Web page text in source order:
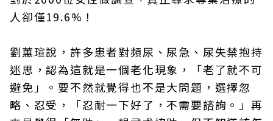
人卻僅19.6%！
劉蕙瑄說，許多患者對頻尿、尿急、尿失禁抱持
迷思，認為這就是一個老化現象，「老了就不可
避免」。要不然就覺得也不是大問題，選擇忽
略、忍受，「忍耐一下好了，不需要諮詢。」再